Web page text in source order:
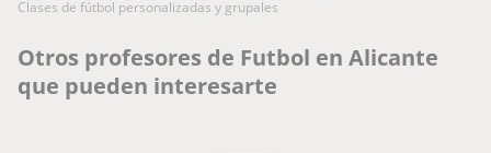
clases de fútbol personalizadas y grupales
Otros profesores de Futbol en Alicante
que pueden interesarte